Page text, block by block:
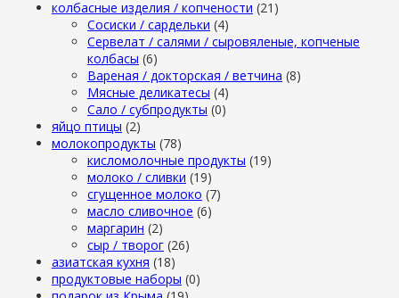
колбасные изделия / копчености (21)
Сосиски / сардельки (4)
Сервелат / салями / сыровяленые, копченые
колбасы (6)
Вареная / докторская / ветчина (8)
Мясные деликатесы (4)
Сало / субпродукты (0)
яйцо птицы (2)
молокопродукты (78)
кисломолочные продукты (19)
молоко / сливки (19)
сгущенное молоко (7)
масло сливочное (6)
маргарин (2)
сыр / творог (26)
азиатская кухня (18)
продуктовые наборы (0)